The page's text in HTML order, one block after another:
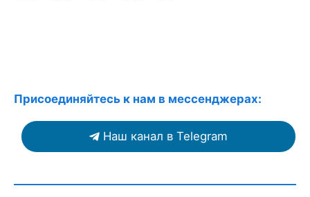
Присоединяйтесь к нам в мессенджерах:
Наш канал в Telegram